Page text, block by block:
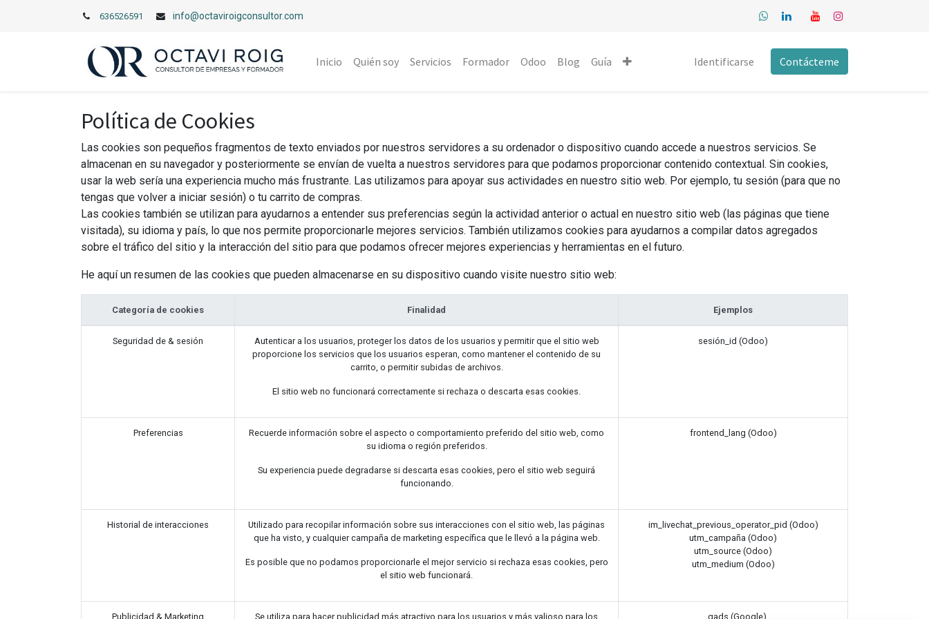
636526591 info@octaviroigconsultor.com
Inicio Quién soy Servicios Formador Odoo Blog Guía Identificarse Contácteme
Política de Cookies
Las cookies son pequeños fragmentos de texto enviados por nuestros servidores a su ordenador o dispositivo cuando accede a nuestros servicios. Se
almacenan en su navegador y posteriormente se envían de vuelta a nuestros servidores para que podamos proporcionar contenido contextual. Sin cookies,
usar la web sería una experiencia mucho más frustrante. Las utilizamos para apoyar sus actividades en nuestro sitio web. Por ejemplo, tu sesión (para que no
tengas que volver a iniciar sesión) o tu carrito de compras.
Las cookies también se utilizan para ayudarnos a entender sus preferencias según la actividad anterior o actual en nuestro sitio web (las páginas que tiene
visitada), su idioma y país, lo que nos permite proporcionarle mejores servicios. También utilizamos cookies para ayudarnos a compilar datos agregados
sobre el tráfico del sitio y la interacción del sitio para que podamos ofrecer mejores experiencias y herramientas en el futuro.
He aquí un resumen de las cookies que pueden almacenarse en su dispositivo cuando visite nuestro sitio web:
Categoría de cookies Finalidad Ejemplos
Seguridad de & sesión
Autenticar a los usuarios, proteger los datos de los usuarios y permitir que el sitio web
proporcione los servicios que los usuarios esperan, como mantener el contenido de su
carrito, o permitir subidas de archivos.
El sitio web no funcionará correctamente si rechaza o descarta esas cookies.
sesión_id (Odoo)
Preferencias
Recuerde información sobre el aspecto o comportamiento preferido del sitio web, como
su idioma o región preferidos.
Su experiencia puede degradarse si descarta esas cookies, pero el sitio web seguirá
funcionando.
frontend_lang (Odoo)
Historial de interacciones
Utilizado para recopilar información sobre sus interacciones con el sitio web, las páginas
que ha visto, y cualquier campaña de marketing específica que le llevó a la página web.
Es posible que no podamos proporcionarle el mejor servicio si rechaza esas cookies, pero
el sitio web funcionará.
im_livechat_previous_operator_pid (Odoo)
utm_campaña (Odoo)
utm_source (Odoo)
utm_medium (Odoo)
Publicidad & Marketing Se utiliza para hacer publicidad más atractivo para los usuarios y más valioso para los __gads (Google)